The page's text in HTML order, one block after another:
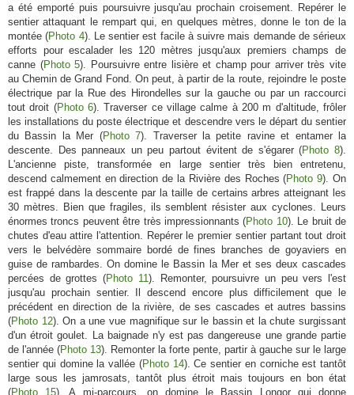
a été emporté puis poursuivre jusqu'au prochain croisement. Repérer le
sentier attaquant le rempart qui, en quelques mètres, donne le ton de la
montée (Photo 4). Le sentier est facile à suivre mais demande de sérieux
efforts pour escalader les 120 mètres jusqu'aux premiers champs de
canne (Photo 5). Poursuivre entre lisière et champ pour arriver très vite
au Chemin de Grand Fond. On peut, à partir de la route, rejoindre le poste
électrique par la Rue des Hirondelles sur la gauche ou par un raccourci
tout droit (Photo 6). Traverser ce village calme à 200 m d'altitude, frôler
les installations du poste électrique et descendre vers le départ du sentier
du Bassin la Mer (Photo 7). Traverser la petite ravine et entamer la
descente. Des panneaux un peu partout évitent de s'égarer (Photo 8).
L'ancienne piste, transformée en large sentier très bien entretenu,
descend calmement en direction de la Rivière des Roches (Photo 9). On
est frappé dans la descente par la taille de certains arbres atteignant les
30 mètres. Bien que fragiles, ils semblent résister aux cyclones. Leurs
énormes troncs peuvent être très impressionnants (Photo 10). Le bruit de
chutes d'eau attire l'attention. Repérer le premier sentier partant tout droit
vers le belvédère sommaire bordé de fines branches de goyaviers en
guise de rambardes. On domine le Bassin la Mer et ses deux cascades
percées de grottes (Photo 11). Remonter, poursuivre un peu vers l'est
jusqu'au prochain sentier. Il descend encore plus difficilement que le
précédent en direction de la rivière, de ses cascades et autres bassins
(Photo 12). On a une vue magnifique sur le bassin et la chute surgissant
d'un étroit goulet. La baignade n'y est pas dangereuse une grande partie
de l'année (Photo 13). Remonter la forte pente, partir à gauche sur le large
sentier qui domine la vallée (Photo 14). Ce sentier en corniche est tantôt
large sous les jamrosats, tantôt plus étroit mais toujours en bon état
(Photo 15). A mi-parcours, on domine le Bassin Longor qui donne